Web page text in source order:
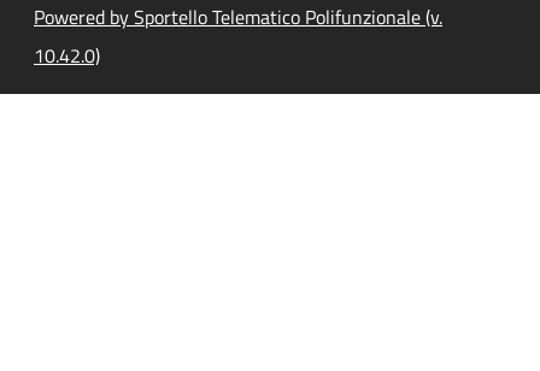
Powered by Sportello Telematico Polifunzionale (v.
10.42.0)